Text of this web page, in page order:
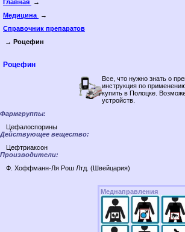
Главная
→
Медицина
→
Справочник препаратов
→ Роцефин
Роцефин
Все, что нужно знать о
инструкция по
купить в Полоцке.
устройств.
Фармгруппы:
Цефалоспорины
Действующее вещество:
Цефтриаксон
Производители:
Ф. Хоффманн-Ля Рош Лтд. (Швейцария)
Меднаправления